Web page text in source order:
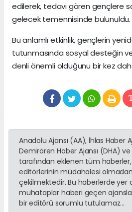
edilerek, tedavi gören gençlere
gelecek temennisinde bulunuldu.
Bu anlamlı etkinlik, gençlerin
tutunmasında sosyal desteğin
denli önemli olduğunu bir kez
Anadolu Ajansı (AA), İhlas Haber
Demirören Haber Ajansı (DHA)
tarafından eklenen tüm
editörlerinin müdahalesi
çekilmektedir. Bu haberlerde yer
muhataplar haberi geçen
bir editörü sorumlu tutulamaz...